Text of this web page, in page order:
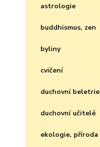
astrologie
buddhismus, zen
byliny
cvičení
duchovní beletrie
duchovní učitelé
ekologie, příroda